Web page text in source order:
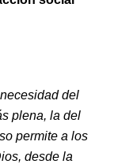
del
plena, la del
permite a los
desde la